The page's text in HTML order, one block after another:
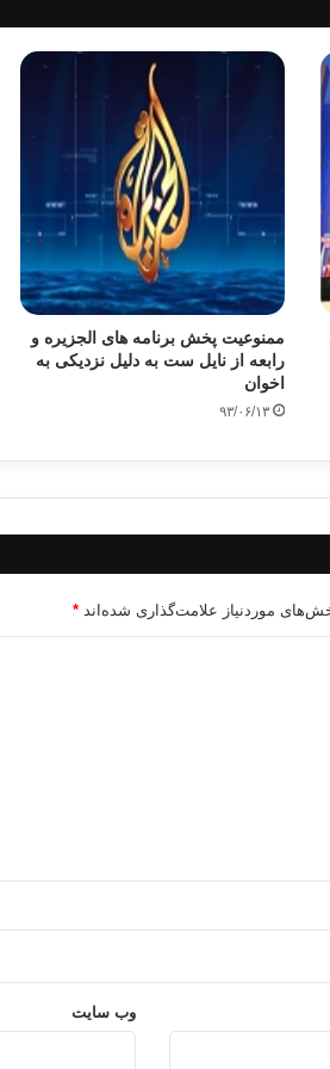
ممنوعیت پخش برنامه های الجزیره و
رابعه از نایل ست به دلیل نزدیکی به
اخوان
۹۳/۰۶/۱۳
موردنیاز علامت‌گذاری شده‌اند *
وب‌ سایت